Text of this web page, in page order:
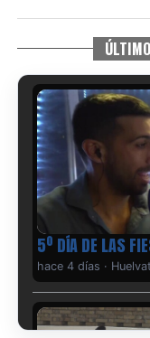
5º DÍA DE LAS
hace 4 días ·